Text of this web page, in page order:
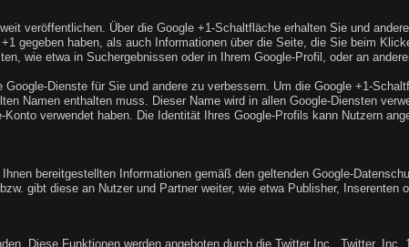
veröffentlichen. Über die Google +1-Schaltfläche erhalten Sie und
gegeben haben, als auch Informationen über die Seite, die Sie beim
wie etwa in Suchergebnissen oder in Ihrem Google-Profil, oder an
Dienste für Sie und andere zu verbessern. Um die Google +1-
Namen enthalten muss. Dieser Name wird in allen Google-Diensten
verwendet haben. Die Identität Ihres Google-Profils kann Nutzern
bereitgestellten Informationen gemäß den geltenden Google-
gibt diese an Nutzer und Partner weiter, wie etwa Publisher, Inserenten
Diese Funktionen werden angeboten durch die Twitter Inc., Twitter,